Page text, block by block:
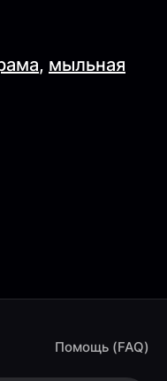
, мыльная
Помощь (FAQ)